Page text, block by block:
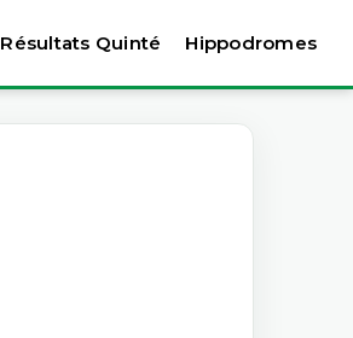
Résultats Quinté Hippodromes